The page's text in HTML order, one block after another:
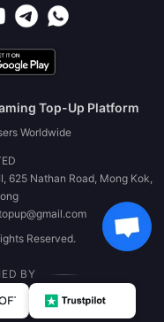
Top-Up Platform
Worldwide
625 Nathan Road, Mong Kok,
Reserved.
BY